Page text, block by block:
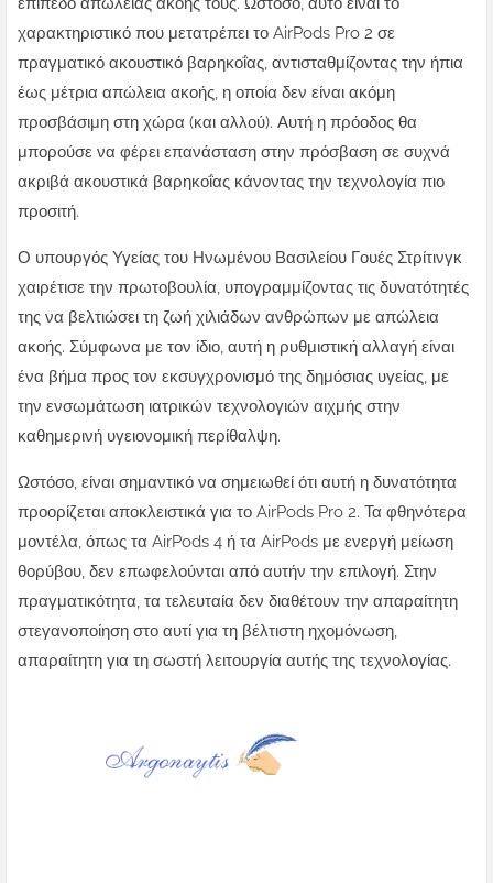
χαρακτηριστικό που μετατρέπει το AirPods Pro 2 σε
πραγματικό ακουστικό βαρηκοΐας, αντισταθμίζοντας την ήπια
έως μέτρια απώλεια ακοής, η οποία δεν είναι ακόμη
προσβάσιμη στη χώρα (και αλλού). Αυτή η πρόοδος θα
μπορούσε να φέρει επανάσταση στην πρόσβαση σε συχνά
ακριβά ακουστικά βαρηκοΐας κάνοντας την τεχνολογία πιο
προσιτή.
Ο υπουργός Υγείας του Ηνωμένου Βασιλείου Γουές Στρίτινγκ
χαιρέτισε την πρωτοβουλία, υπογραμμίζοντας τις δυνατότητές
της να βελτιώσει τη ζωή χιλιάδων ανθρώπων με απώλεια
ακοής. Σύμφωνα με τον ίδιο, αυτή η ρυθμιστική αλλαγή είναι
ένα βήμα προς τον εκσυγχρονισμό της δημόσιας υγείας, με
την ενσωμάτωση ιατρικών τεχνολογιών αιχμής στην
καθημερινή υγειονομική περίθαλψη.
Ωστόσο, είναι σημαντικό να σημειωθεί ότι αυτή η δυνατότητα
προορίζεται αποκλειστικά για το AirPods Pro 2. Τα φθηνότερα
μοντέλα, όπως τα AirPods 4 ή τα AirPods με ενεργή μείωση
θορύβου, δεν επωφελούνται από αυτήν την επιλογή. Στην
πραγματικότητα, τα τελευταία δεν διαθέτουν την απαραίτητη
στεγανοποίηση στο αυτί για τη βέλτιστη ηχομόνωση,
απαραίτητη για τη σωστή λειτουργία αυτής της τεχνολογίας.